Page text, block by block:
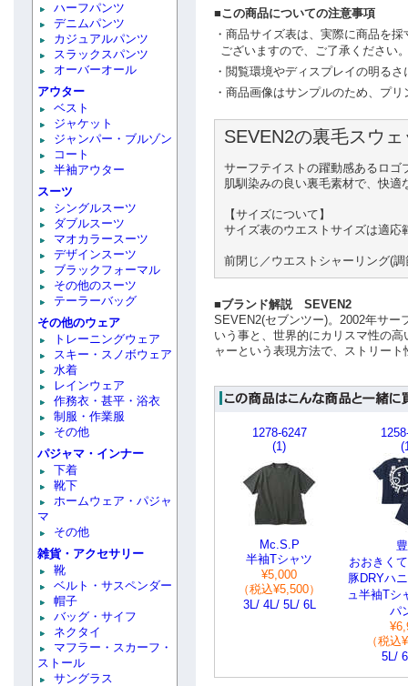
■この商品についての注意事項
・商品サイズ表は、実際に商品を
ございますので、ご了承ください
・閲覧環境やディスプレイの明る
・商品画像はサンプルのため、プ
SEVEN2の裏毛スウ
サーフテイストの躍動感あるロゴ
肌馴染みの良い裏毛素材で、快適
【サイズについて】
サイズ表のウエストサイズは適応
前閉じ／ウエストシャーリング(
■ブランド解説 SEVEN2
SEVEN2(セブンツー)。2002年サー
いう事と、世界的にカリスマ性の
ャーという表現方法で、ストリー
1278-6247
(1)
Mc.S.P
半袖Tシャツ
¥5,000
（税込¥5,500）
3L/ 4L/ 5L/ 6L
おおきく
豚DRYハ
ュ半袖Tシ
パ
（税込
5L/
ハーフパンツ
デニムパンツ
カジュアルパンツ
スラックスパンツ
オーバーオール
アウター
ベスト
ジャケット
ジャンパー・ブルゾン
コート
半袖アウター
スーツ
シングルスーツ
ダブルスーツ
マオカラースーツ
デザインスーツ
ブラックフォーマル
その他のスーツ
テーラーバッグ
その他のウェア
トレーニングウェア
スキー・スノボウェア
水着
レインウェア
作務衣・甚平・浴衣
制服・作業服
その他
パジャマ・インナー
下着
靴下
ホームウェア・パジャ
マ
その他
雑貨・アクセサリー
靴
ベルト・サスペンダー
帽子
バッグ・サイフ
ネクタイ
マフラー・スカーフ・
ストール
サングラス